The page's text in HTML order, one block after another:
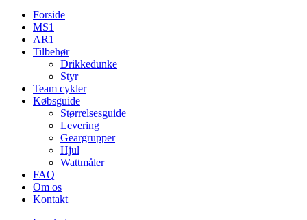
Forside
MS1
AR1
Tilbehør
Drikkedunke
Styr
Team cykler
Købsguide
Størrelsesguide
Levering
Geargrupper
Hjul
Wattmåler
FAQ
Om os
Kontakt